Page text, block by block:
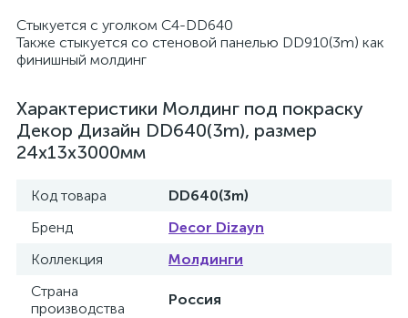
Стыкуется с уголком C4-DD640
Также стыкуется со стеновой панелью DD910(3m) как
финишный молдинг
Характеристики Молдинг под покраску
Декор Дизайн DD640(3m), размер
24x13x3000мм
Код товара
DD640(3m)
Бренд
Decor Dizayn
Коллекция
Молдинги
Страна
производства
Россия